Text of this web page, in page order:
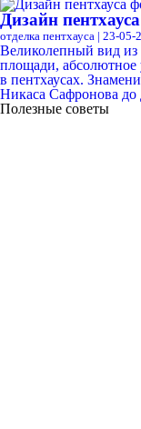
Дизайн
отделка пентхауса | 23-05-
Великолепный вид
площади,
в пентхаусах.
Никаса Сафронова до
Полезные советы